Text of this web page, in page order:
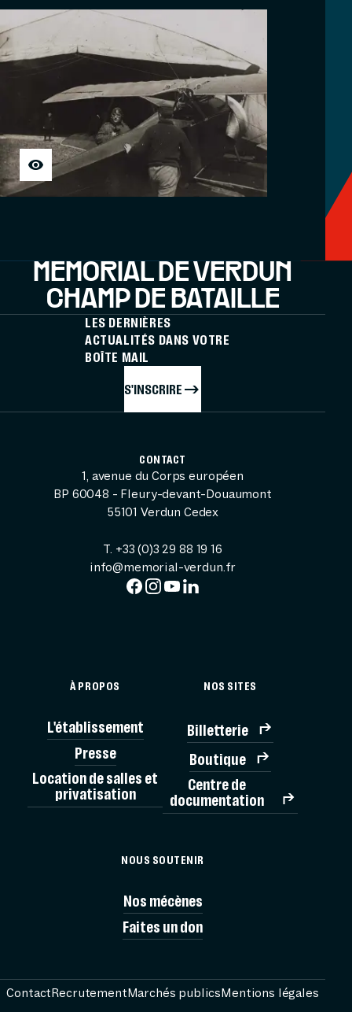
MÉMORIAL DE VERDUN
CHAMP DE BATAILLE
LES DERNIÈRES
ACTUALITÉS DANS VOTRE
BOÎTE MAIL
S'INSCRIRE
CONTACT
1, avenue du Corps européen
BP 60048 - Fleury-devant-Douaumont
55101 Verdun Cedex
T. +33 (0)3 29 88 19 16
info@memorial-verdun.fr
À PROPOS
L'établissement
Presse
Location de salles et
privatisation
NOS SITES
Billetterie
Boutique
Centre de
documentation
NOUS SOUTENIR
Nos mécènes
Faites un don
ContactRecrutementMarchés publicsMentions légales